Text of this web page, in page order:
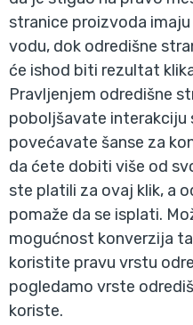
stranice proizvoda
vodu, dok odredišne
će ishod biti rezultat
Pravljenjem odredišne
poboljšavate interakciju
povećavate šanse za
da ćete dobiti više od
ste platili za ovaj klik, a
pomaže da se isplati.
mogućnost konverzija
koristite pravu vrstu
pogledamo vrste
koriste.